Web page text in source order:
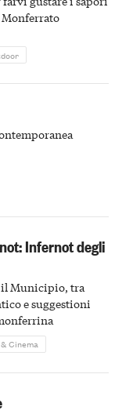
Monferrato
Infernot degli
il Municipio, tra
e suggestioni
Cinema